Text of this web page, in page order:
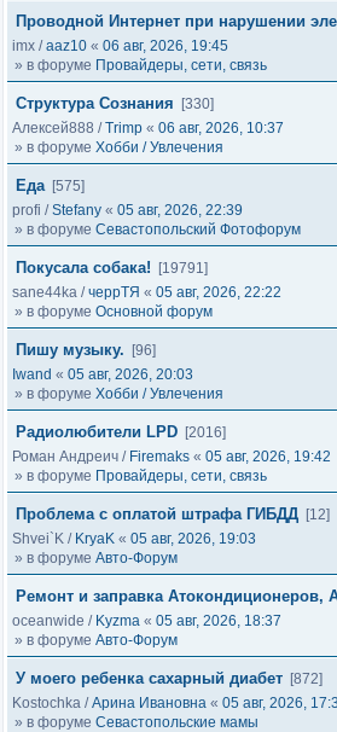
Проводной Интернет при нарушении
imx /aaz10 « 06 авг, 2026, 19:45
» в форуме Провайдеры, сети, связь
Структура Сознания
[330]
Алексей888 /Trimp « 06 авг, 2026, 10:37
» в форуме Хобби / Увлечения
Еда [575]
profi /Stefany « 05 авг, 2026, 22:39
» в форуме Севастопольский Фотофорум
Покусала собака!
[19791]
sane44ka /черрТЯ « 05 авг, 2026, 22:22
» в форуме Основной форум
Пишу музыку.
[96]
Iwand « 05 авг, 2026, 20:03
» в форуме Хобби / Увлечения
Радиолюбители LPD [2016]
Роман Андреич / Firemaks « 05 авг, 2026, 19:42
» в форуме Провайдеры, сети, связь
Проблема с оплатой штрафа ГИБДД [12]
Shvei`K / KryaK « 05 авг, 2026, 19:03
» в форуме Авто-Форум
Ремонт и заправка Атокондиционеров,
oceanwide / Kyzma « 05 авг, 2026, 18:37
» в форуме Авто-Форум
У моего ребенка сахарный диабет [872]
Kostochka /Арина Ивановна « 05 авг, 2026,
» в форуме Севастопольские мамы